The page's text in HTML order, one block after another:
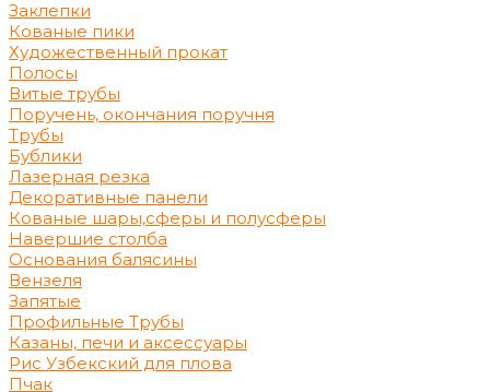
Заклепки
Кованые пики
Художественный прокат
Полосы
Витые трубы
Поручень, окончания поручня
Трубы
Бублики
Лазерная резка
Декоративные панели
Кованые шары,сферы и полусферы
Навершие столба
Основания балясины
Вензеля
Запятые
Профильные Трубы
Казаны, печи и аксессуары
Рис Узбекский для плова
Пчак